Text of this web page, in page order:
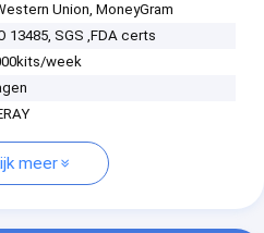
Union, MoneyGram
13485, SGS ,FDA certs
week
meer